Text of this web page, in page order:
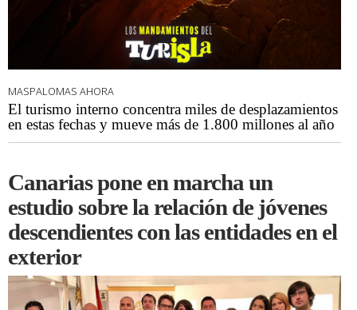
MASPALOMAS AHORA
El turismo interno concentra miles de desplazamientos
en estas fechas y mueve más de 1.800 millones al año
Canarias pone en marcha un
estudio sobre la relación de jóvenes
descendientes con las entidades en el
exterior